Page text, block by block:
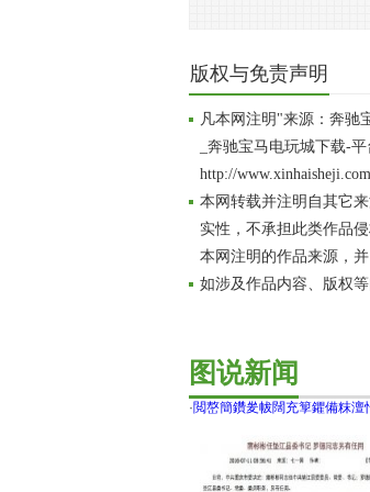
版权与免责声明
凡本网注明"来源：奔驰
_奔驰宝马电玩城下载-
http://
本网转载并注明自其它
实性，不承担此类作品
本网注明的作品来源，
如涉及作品内容、版权
图说新闻
·閲嶅簡鑽夎帗闊充箰鑺備粖澶